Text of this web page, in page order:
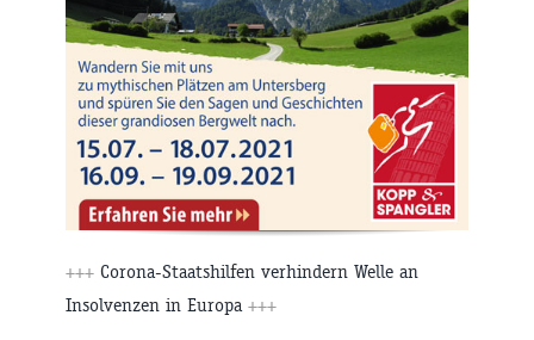
+++ Corona-Staatshilfen verhindern Welle an
Insolvenzen in Europa +++